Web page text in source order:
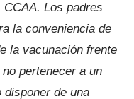
Los padres
la conveniencia de
la vacunación frente
pertenecer a un
de una